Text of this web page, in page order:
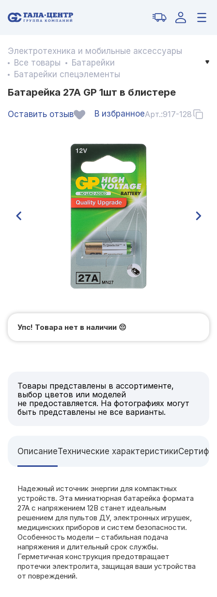
Электротехника и мобильные аксессуары
Все товары
Батарейки
Батарейки спецэлементы
Батарейка 27А GP 1шт в блистере
Оставить отзыв В избранноеАрт.:917-128
Упс! Товара нет в наличии 😔
Товары представлены в ассортименте,
выбор цветов или моделей
не предоставляется. На фотографиях могут
быть представлены не все варианты.
ОписаниеТехнические характеристики
Надежный источник энергии для компактных
устройств. Эта миниатюрная батарейка формата
27А с напряжением 12В станет идеальным
решением для пультов ДУ, электронных игрушек,
медицинских приборов и систем безопасности.
Особенность модели – стабильная подача
напряжения и длительный срок службы.
Герметичная конструкция предотвращает
протечки электролита, защищая ваши устройства
от повреждений.